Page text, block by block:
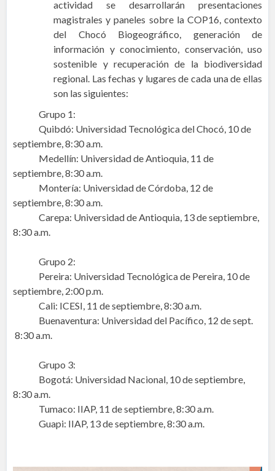
actividad se desarrollarán presentaciones
magistrales y paneles sobre la COP16, contexto
del Chocó Biogeográfico, generación de
información y conocimiento, conservación, uso
sostenible y recuperación de la biodiversidad
regional. Las fechas y lugares de cada una de ellas
son las siguientes:
Grupo 1:
Quibdó: Universidad Tecnológica del Chocó, 10 de
septiembre, 8:30 a.m.
Medellín: Universidad de Antioquia, 11 de
septiembre, 8:30 a.m.
Montería: Universidad de Córdoba, 12 de
septiembre, 8:30 a.m.
Carepa: Universidad de Antioquia, 13 de septiembre,
8:30 a.m.
Grupo 2:
Pereira: Universidad Tecnológica de Pereira, 10 de
septiembre, 2:00 p.m.
Cali: ICESI, 11 de septiembre, 8:30 a.m.
Buenaventura: Universidad del Pacífico, 12 de sept.
8:30 a.m.
Grupo 3:
Bogotá: Universidad Nacional, 10 de septiembre,
8:30 a.m.
Tumaco: IIAP, 11 de septiembre, 8:30 a.m.
Guapi: IIAP, 13 de septiembre, 8:30 a.m.